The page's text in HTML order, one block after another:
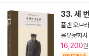
33. 세
플랜 오브
을유문화사
16,200